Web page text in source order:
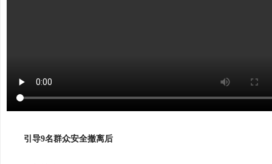
引导9名群众安全撤离后